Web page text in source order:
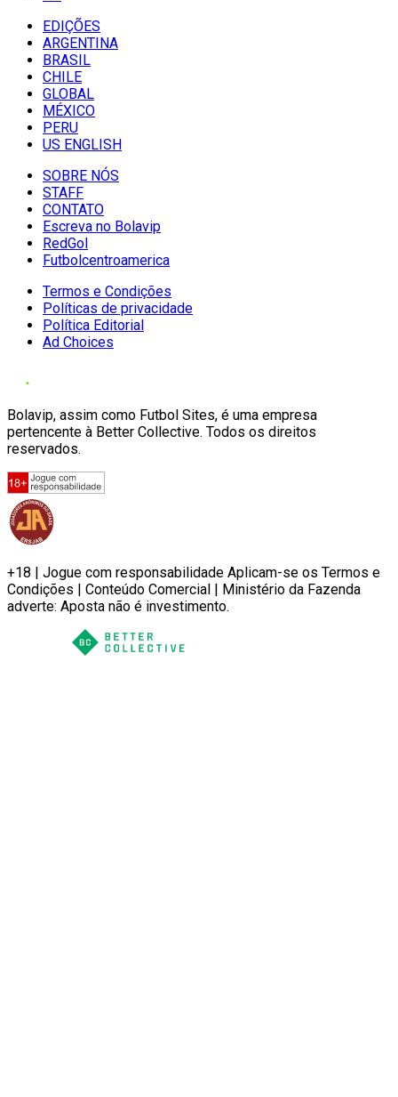
EDIÇÕES
ARGENTINA
BRASIL
CHILE
GLOBAL
MÉXICO
PERU
US ENGLISH
SOBRE NÓS
STAFF
CONTATO
Escreva no Bolavip
RedGol
Futbolcentroamerica
Termos e Condições
Políticas de privacidade
Política Editorial
Ad Choices
Bolavip, assim como Futbol Sites, é uma empresa
pertencente à Better Collective. Todos os direitos
reservados.
+18 | Jogue com responsabilidade Aplicam-se os Termos e
Condições | Conteúdo Comercial | Ministério da Fazenda
adverte: Aposta não é investimento.